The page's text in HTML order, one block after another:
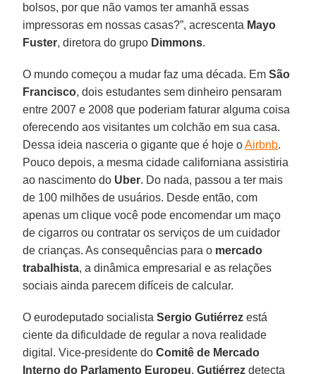
bolsos, por que não vamos ter amanhã essas
impressoras em nossas casas?”, acrescenta Mayo
Fuster, diretora do grupo Dimmons.
O mundo começou a mudar faz uma década. EmSão
Francisco, dois estudantes sem dinheiro pensaram
entre 2007 e 2008 que poderiam faturar alguma coisa
oferecendo aos visitantes um colchão em sua casa.
Dessa ideia nasceria o gigante que é hoje oAirbnb.
Pouco depois, a mesma cidade californiana assistiria
ao nascimento do Uber. Do nada, passou a ter mais
de 100 milhões de usuários. Desde então, com
apenas um clique você pode encomendar um maço
de cigarros ou contratar os serviços de um cuidador
de crianças. As consequências para o mercado
trabalhista, a dinâmica empresarial e as relações
sociais ainda parecem difíceis de calcular.
O eurodeputado socialistaSergio Gutiérrez está
ciente da dificuldade de regular a nova realidade
digital. Vice-presidente doComitê de Mercado
Interno do Parlamento Europeu,Gutiérrez detecta